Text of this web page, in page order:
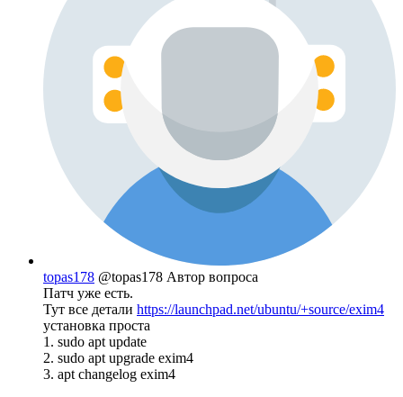
topas178 @topas178 Автор вопроса
Патч уже есть.
Тут все детали https://launchpad.net/ubuntu/+source/exim4
установка проста
1. sudo apt update
2. sudo apt upgrade exim4
3. apt changelog exim4